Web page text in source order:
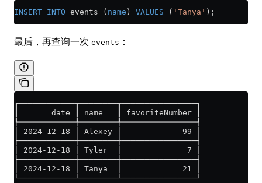
INSERT INTO events ( name ) VALUES ( 'Tanya' );
最后，再查询一次 events ：
┏━━━━━━━━━━━━┳━━━━━━━━┳━━━━━━━━━━━━━━━━┓
┃       date ┃ name   ┃ favoriteNumber ┃
┡━━━━━━━━━━━━╇━━━━━━━━╇━━━━━━━━━━━━━━━━┩
│ 2024-12-18 │ Alexey │             99 │
├────────────┼────────┼────────────────┤
│ 2024-12-18 │ Tyler  │              7 │
├────────────┼────────┼────────────────┤
│ 2024-12-18 │ Tanya  │             21 │
└────────────┴────────┴────────────────┘